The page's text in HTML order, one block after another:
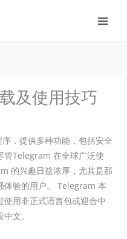
及使用技巧
，提供多种功能，包括安全
管Telegram 在全球广泛使
的兴趣日益浓厚，尤其是那
体验的用户。 Telegram 本
用非正式语言包或迎合中
文。